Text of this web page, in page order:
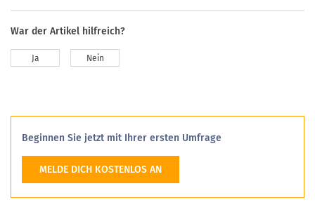
War der Artikel hilfreich?
Ja Nein
Beginnen Sie jetzt mit Ihrer ersten Umfrage
MELDE DICH KOSTENLOS AN